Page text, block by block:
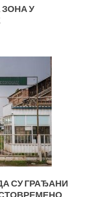
У
СУ ГРАЂАНИ